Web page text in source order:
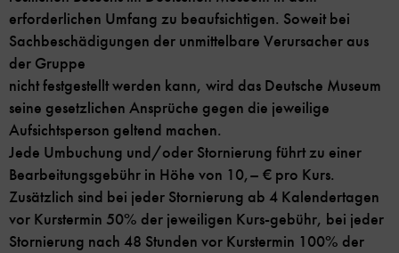
erforderlichen Umfang zu beaufsichtigen. Soweit bei
Sachbeschädigungen der unmittelbare Verursacher aus
der Gruppe
nicht festgestellt werden kann, wird das Deutsche Museum
seine gesetzlichen Ansprüche gegen die jeweilige
Aufsichtsperson geltend machen.
Jede Umbuchung und/oder Stornierung führt zu einer
Bearbeitungsgebühr in Höhe von 10,– € pro Kurs.
Zusätzlich sind bei jeder Stornierung ab 4 Kalendertagen
vor Kurstermin 50% der jeweiligen Kurs-gebühr, bei jeder
Stornierung nach 48 Stunden vor Kurstermin 100% der